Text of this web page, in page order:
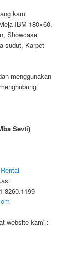
kami
IBM 180×60,
Showcase
sudut, Karpet
menggunakan
Sevti)
8260.1199
website kami :